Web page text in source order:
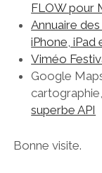
FLOW pour
Annuaire
iPhone, iPad
Viméo
Google
cartographie,
superbe API
Bonne visite.